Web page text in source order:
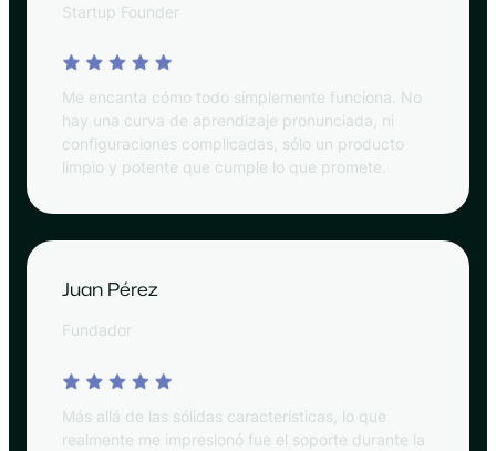
Startup Founder
Me encanta cómo todo simplemente funciona. No
hay una curva de aprendizaje pronunciada, ni
configuraciones complicadas, sólo un producto
limpio y potente que cumple lo que promete.
Juan Pérez
Fundador
Más allá de las sólidas características, lo que
realmente me impresionó fue el soporte durante la